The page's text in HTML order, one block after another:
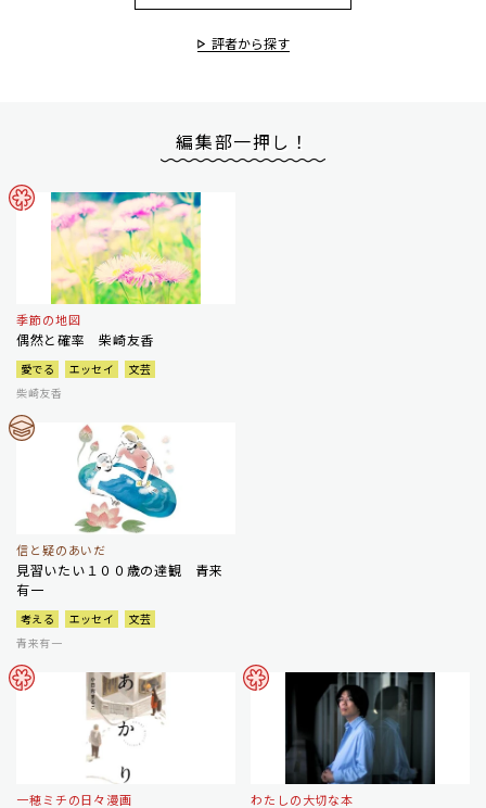
評者から探す
編集部一押し！
季節の地図
偶然と確率 柴崎友香
愛でる エッセイ
文芸
柴崎友香
信と疑のあいだ
見習いたい１００歳の達観 青来
有一
考える エッセイ
文芸
青来有一
一穂ミチの日々漫画 わたしの大切な本